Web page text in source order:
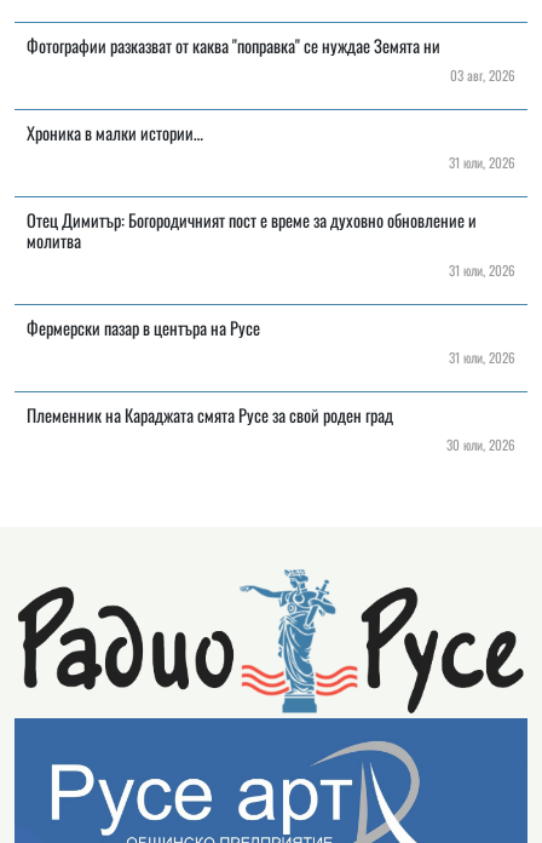
Фотографии разказват от каква "поправка" се нуждае Земята ни
03 авг, 2026
Хроника в малки истории…
31 юли, 2026
Отец Димитър: Богородичният пост е време за духовно обновление и
молитва
31 юли, 2026
Фермерски пазар в центъра на Русе
31 юли, 2026
Племенник на Караджата смята Русе за свой роден град
30 юли, 2026